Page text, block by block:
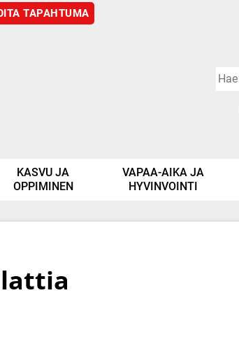
TAPAHTUMA
Hae:
KASVU JA
OPPIMINEN
VAPAA-AIKA JA
HYVINVOINTI